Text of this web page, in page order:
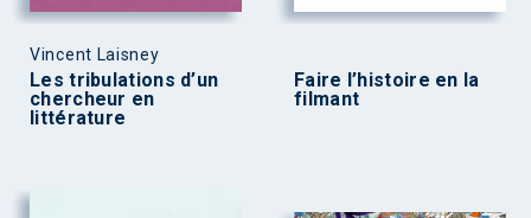
Vincent Laisney
Les tribulations d’un
chercheur en
littérature
Faire l’histoire en la
filmant